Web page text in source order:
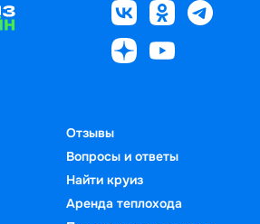
Отзывы
Вопросы и ответы
Найти круиз
Аренда теплохода